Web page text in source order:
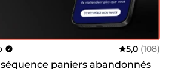
5,0 (108)
paniers abandonnés